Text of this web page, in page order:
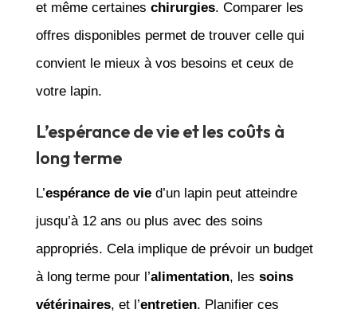
et même certaines chirurgies. Comparer les
offres disponibles permet de trouver celle qui
convient le mieux à vos besoins et ceux de
votre lapin.
L’espérance de vie et les coûts à
long terme
L’espérance de vied’un lapin peut atteindre
jusqu’à 12 ans ou plus avec des soins
appropriés. Cela implique de prévoir un budget
à long terme pour l’alimentation, les soins
vétérinaires, et l’entretien. Planifier ces